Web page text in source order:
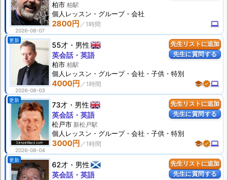
2026-08-07
2800円 computer
柏市 柏駅
個人 レッスン ・グループ・会社
先生リストに追加
先生に質問する
更新
2026-08-03
55才 男性
4000円 schoolverifiedcomputer
英会話・英語
柏市 柏駅
個人 レッスン ・グループ・会社・子供・特別
先生リストに追加
先生に質問する
更新
2026-08-04
73才 男性
3000円 schoolverifiedcomputer
英会話・英語
松戸市 新松戸駅
個人 レッスン ・グループ・会社・子供・特別
先生リストに追加
先生に質問する
更新
62才 男性
英会話・英語